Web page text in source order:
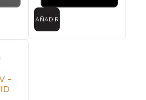
AÑADIR